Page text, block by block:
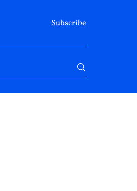
Subscribe